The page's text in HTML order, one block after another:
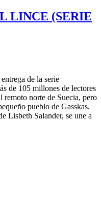
LINCE (SERIE
de la serie
de 105 millones de lectores
norte de Suecia, pero
pueblo de Gasskas.
Lisbeth Salander, se une a